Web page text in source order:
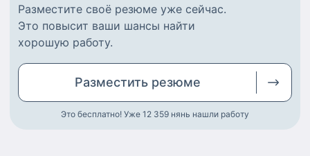
Разместите своё резюме уже сейчас.
Это повысит ваши шансы найти
хорошую работу.
Разместить резюме
Это бесплатно! Уже 12 359 нянь нашли работу